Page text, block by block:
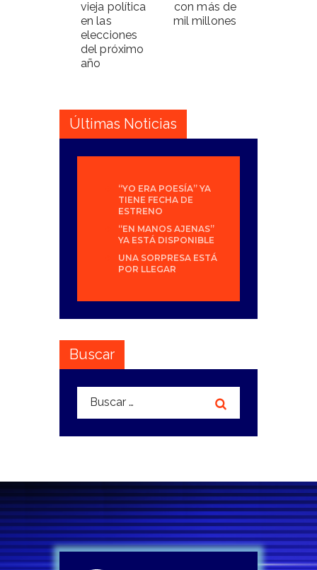
vieja política
en las
elecciones
del próximo
año
con más de
mil millones
Últimas Noticias
“YO ERA POESÍA” YA
TIENE FECHA DE
ESTRENO
“EN MANOS AJENAS”
YA ESTÁ DISPONIBLE
UNA SORPRESA ESTÁ
POR LLEGAR
Buscar
Buscar: